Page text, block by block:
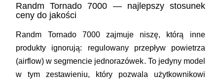
Randm Tornado 7000 — najlepszy stosunek
ceny do jakości
Randm Tornado 7000 zajmuje niszę, którą inne
produkty ignorują: regulowany przepływ powietrza
(airflow) w segmencie jednorazówek. To jedyny model
w tym zestawieniu, który pozwala użytkownikowi